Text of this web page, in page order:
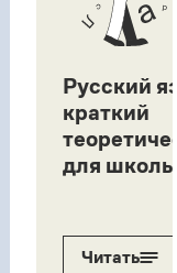
Русский
краткий
для
Читать